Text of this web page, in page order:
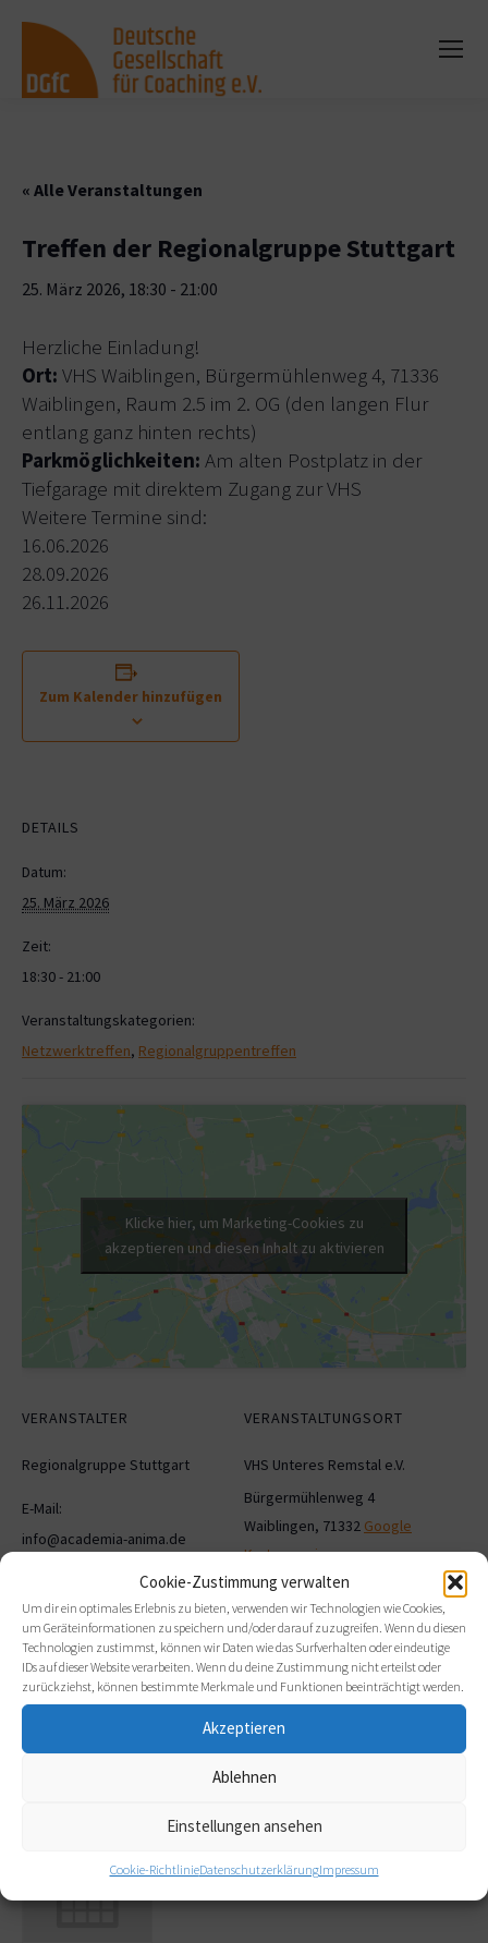
Cookie-Zustimmung verwalten
Um dir ein optimales Erlebnis zu bieten, verwenden wir Technologien wie Cookies,
um Geräteinformationen zu speichern und/oder darauf zuzugreifen. Wenn du diesen
Technologien zustimmst, können wir Daten wie das Surfverhalten oder eindeutige
IDs auf dieser Website verarbeiten. Wenn du deine Zustimmung nicht erteilst oder
zurückziehst, können bestimmte Merkmale und Funktionen beeinträchtigt werden.
Akzeptieren
Ablehnen
Einstellungen ansehen
Cookie-RichtlinieDatenschutzerklärungImpressum
« Alle Veranstaltungen
Treffen der Regionalgruppe Stuttgart
25. März 2026, 18:30 - 21:00
Herzliche Einladung!
Ort: VHS Waiblingen, Bürgermühlenweg 4, 71336
Waiblingen, Raum 2.5 im 2. OG (den langen Flur
entlang ganz hinten rechts)
Parkmöglichkeiten: Am alten Postplatz in der
Tiefgarage mit direktem Zugang zur VHS
Weitere Termine sind:
16.06.2026
28.09.2026
26.11.2026
Zum Kalender hinzufügen
DETAILS
Datum:
25. März 2026
Zeit:
18:30 - 21:00
Veranstaltungskategorien:
Netzwerktreffen, Regionalgruppentreffen
VERANSTALTUNGSORT
VHS Unteres Remstal e.V.
Bürgermühlenweg 4
Waiblingen, 71332 Google
Karte anzeigen
Telefon
07151- 95880-0
Webseite:
https://www.vhs-unteres-
remstal.de
Klicke hier, um Marketing-Cookies zu
akzeptieren und diesen Inhalt zu aktivieren
VERANSTALTER
Regionalgruppe Stuttgart
E-Mail:
info@academia-anima.de
Related Veranstaltungen